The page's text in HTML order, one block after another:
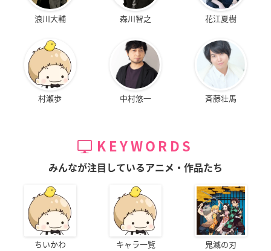
浪川大輔 森川智之 花江夏樹
村瀬歩 中村悠一 斉藤壮馬
KEYWORDS
みんなが注目しているアニメ・作品たち
ちいかわ キャラ一覧 鬼滅の刃